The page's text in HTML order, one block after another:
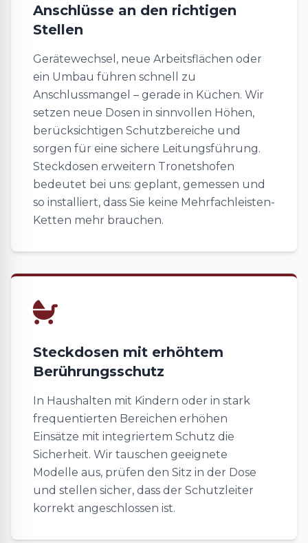
Anschlüsse an den richtigen
Stellen
Gerätewechsel, neue Arbeitsflächen oder
ein Umbau führen schnell zu
Anschlussmangel – gerade in Küchen. Wir
setzen neue Dosen in sinnvollen Höhen,
berücksichtigen Schutzbereiche und
sorgen für eine sichere Leitungsführung.
Steckdosen erweitern Tronetshofen
bedeutet bei uns: geplant, gemessen und
so installiert, dass Sie keine Mehrfachleisten-
Ketten mehr brauchen.
Steckdosen mit erhöhtem
Berührungsschutz
In Haushalten mit Kindern oder in stark
frequentierten Bereichen erhöhen
Einsätze mit integriertem Schutz die
Sicherheit. Wir tauschen geeignete
Modelle aus, prüfen den Sitz in der Dose
und stellen sicher, dass der Schutzleiter
korrekt angeschlossen ist.